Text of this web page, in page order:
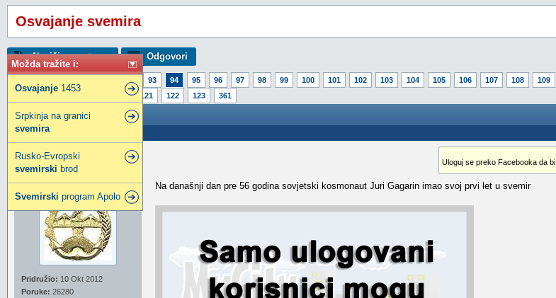
Možda tražite i:
Osvajanje 1453
Srpkinja na granici
svemira
Rusko-Evropski
svemirski brod
Svemirski program Apolo
Osvajanje svemira
Napiši novu temu Odgovori
93 94 95 96 97 98 99 100 101 102 103 104 105 106 107 108 109
117 120 121 122 123 361
Osvajanje svemira
Poslao: 12 Apr 2017 19:00
voja64
Pridružio: 10 Okt 2012
Poruke: 26280
Uloguj se preko Facebooka da bi
Na današnji dan pre 56 godina sovjetski kosmonaut Juri Gagarin imao svoj prvi let u svemir